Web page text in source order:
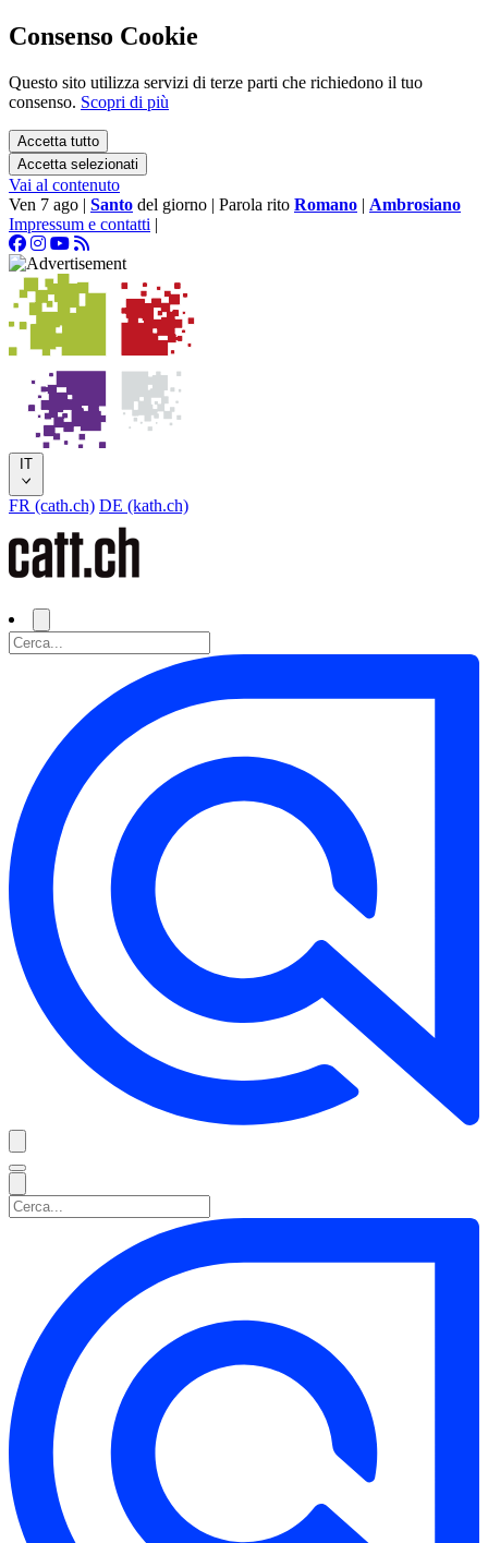
Consenso Cookie
Questo sito utilizza servizi di terze parti che richiedono il tuo
consenso. Scopri di più
Accetta tutto
Accetta selezionati
Vai al contenuto
Ven 7 ago | Santo del giorno | Parola rito Romano | Ambrosiano
Impressum e contatti |
IT
FR (cath.ch) DE (kath.ch)